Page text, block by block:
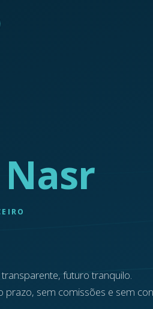
Nasr
futuro tranquilo.
prazo, sem comissões e sem